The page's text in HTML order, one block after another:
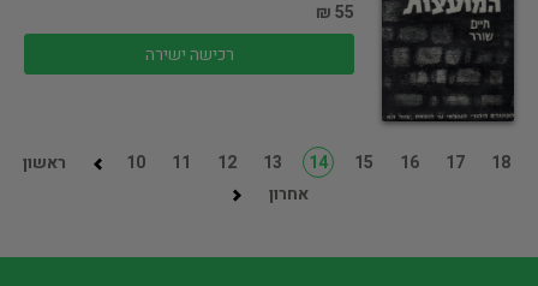
55 ₪
רכישה ישירה
ראשון 10 11 12 13 14 15 16 17
18
אחרון